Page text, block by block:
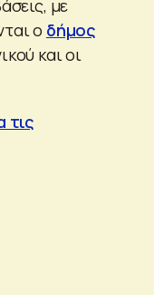
με
ο δήμος
και οι
τις